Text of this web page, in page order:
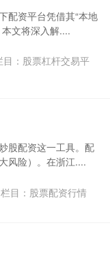
配资平台凭借其“本地
文将深入解....
： 股票杠杆交易平
股配资这一工具。配
风险）。在浙江....
栏目： 股票配资行情